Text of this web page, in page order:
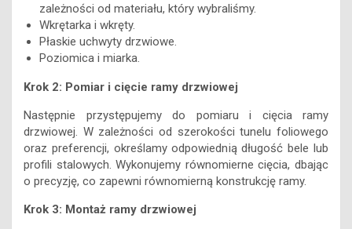
zależności od materiału, który wybraliśmy.
Wkrętarka i wkręty.
Płaskie uchwyty drzwiowe.
Poziomica i miarka.
Krok 2: Pomiar i cięcie ramy drzwiowej
Następnie przystępujemy do pomiaru i cięcia ramy
drzwiowej. W zależności od szerokości tunelu foliowego
oraz preferencji, określamy odpowiednią długość bele lub
profili stalowych. Wykonujemy równomierne cięcia, dbając
o precyzję, co zapewni równomierną konstrukcję ramy.
Krok 3: Montaż ramy drzwiowej